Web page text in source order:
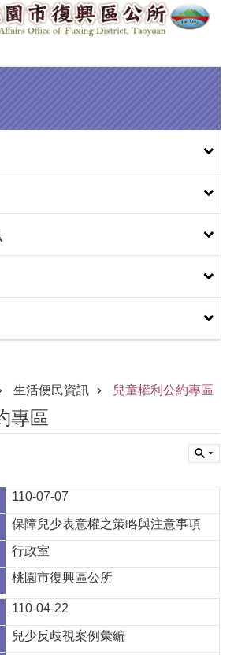
生活便民資訊 兒童權利公約專區
專區
110-07-07
保障兒少表意權之策略與注意事項
行政室
桃園市復興區公所
110-04-22
兒少反歧視案例彙編